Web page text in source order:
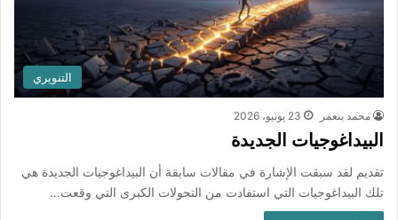
التنويري
محمد بنعمر 23 يونيو، 2026
البيداغوجيات الجديدة
تقديم لقد سبقت الإشارة في مقالات سابقة أن البيداغوجيات الجديدة هي
تلك البيداغوجيات التي استفادت من التحولات الكبرى التي وقعت…